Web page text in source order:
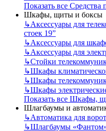
Показать все
Шкафы, щиты и боксы
↳Аксессуары для
стоек 19”
↳Аксессуары для
↳Аксессуары для
↳Стойки
↳Шкафы
↳Шкафы
↳Шкафы
Показать все Шкафы,
Шлагбаумы и
↳Автоматика для
↳Шлагбаумы